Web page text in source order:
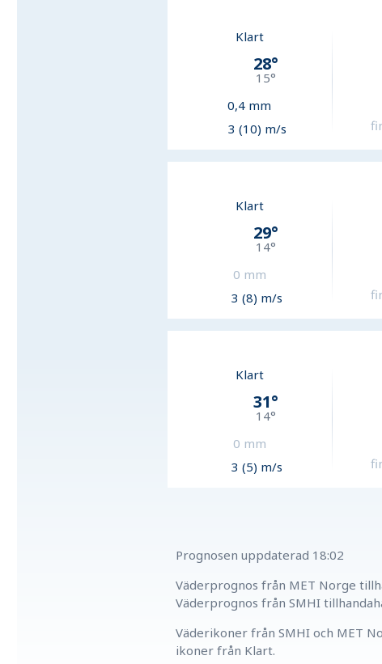
Klart
28°
15°
0,4 mm
3 (10) m/s
Klart
29°
14°
0 mm
3 (8) m/s
Klart
31°
14°
0 mm
3 (5) m/s
Prognosen uppdaterad 18:02
Väderprognos från MET Norge
Väderprognos från SMHI
Väderikoner från SMHI och MET
ikoner från Klart.